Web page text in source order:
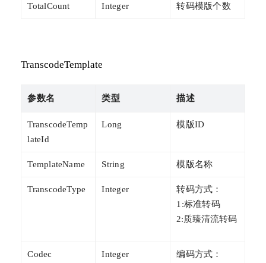
TotalCount Integer 转码模版个数
TranscodeTemplate
参数名 类型 描述
TranscodeTemp
lateId
Long 模版ID
TemplateName String 模版名称
TranscodeType Integer
转码方式：
1:标准转码
2:质臻清流转码
Codec Integer
编码方式：